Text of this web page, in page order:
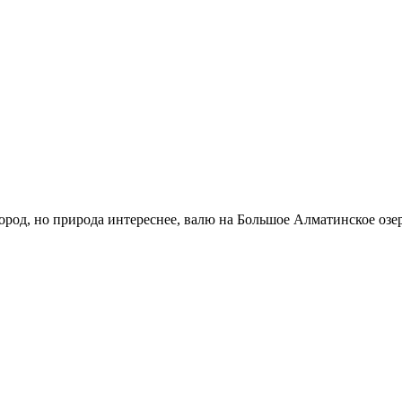
но природа интереснее, валю на Большое Алматинское